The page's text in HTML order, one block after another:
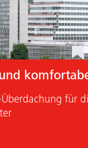
für